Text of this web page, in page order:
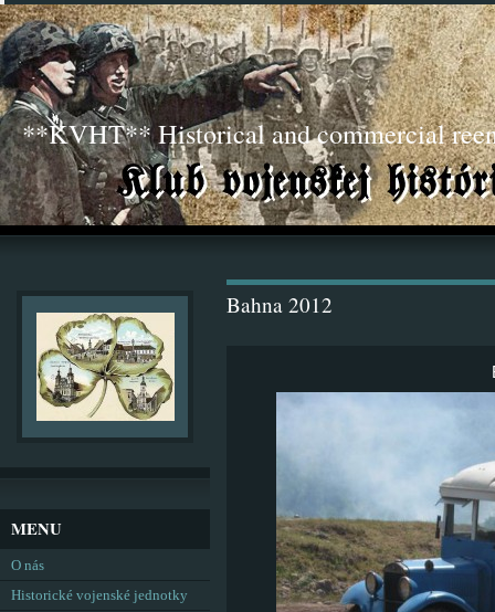
**KVHT** Historical and commercial
Bahna 2012
MENU
O nás
Historické vojenské jednotky